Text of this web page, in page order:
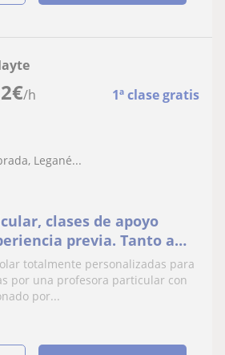
€/h 1ª clase gratis
Legané...
clases de apoyo
previa. Tanto a
como online.
totalmente personalizadas para
por una profesora particular con
por...